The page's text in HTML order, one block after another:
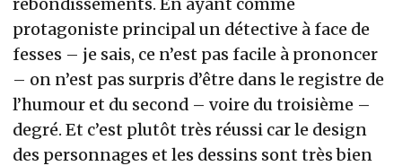
protagoniste principal un détective à face de
fesses – je sais, ce n’est pas facile à prononcer
– on n’est pas surpris d’être dans le registre de
l’humour et du second – voire du troisième –
degré. Et c’est plutôt très réussi car le design
des personnages et les dessins sont très bien